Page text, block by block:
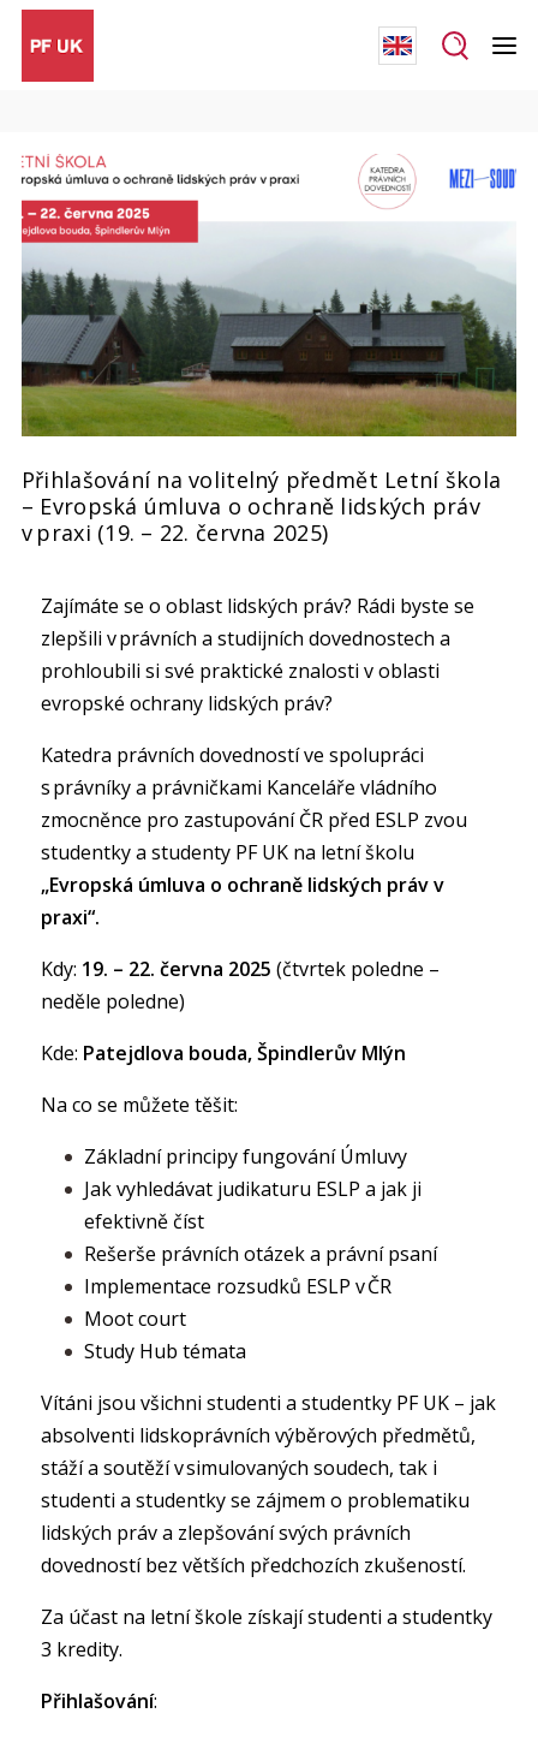
Přihlašování na volitelný předmět Letní škola
– Evropská úmluva o ochraně lidských práv
v praxi (19. – 22. června 2025)
Zajímáte se o oblast lidských práv? Rádi byste se
zlepšili v právních a studijních dovednostech a
prohloubili si své praktické znalosti v oblasti
evropské ochrany lidských práv?
Katedra právních dovedností ve spolupráci
s právníky a právničkami Kanceláře vládního
zmocněnce pro zastupování ČR před ESLP zvou
studentky a studenty PF UK na letní školu
„Evropská úmluva o ochraně lidských práv v
praxi“.
Kdy: 19. – 22. června 2025 (čtvrtek poledne –
neděle poledne)
Kde: Patejdlova bouda, Špindlerův Mlýn
Na co se můžete těšit:
Základní principy fungování Úmluvy
Jak vyhledávat judikaturu ESLP a jak ji
efektivně číst
Rešerše právních otázek a právní psaní
Implementace rozsudků ESLP v ČR
Moot court
Study Hub témata
Vítáni jsou všichni studenti a studentky PF UK – jak
absolventi lidskoprávních výběrových předmětů,
stáží a soutěží v simulovaných soudech, tak i
studenti a studentky se zájmem o problematiku
lidských práv a zlepšování svých právních
dovedností bez větších předchozích zkušeností.
Za účast na letní škole získají studenti a studentky
3 kredity.
Přihlašování: